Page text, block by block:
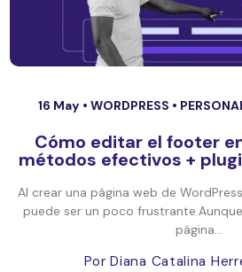
16 May • WORDPRESS •
Cómo editar el footer
métodos efectivos +
Al crear una página web de
puede ser un poco
página...
Por Diana Catalina